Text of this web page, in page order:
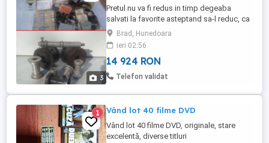
3
Pretul nu va fi redus in timp degeaba
salvati la favorite asteptand sa-l reduc, ca
practic il urc treptat Doar 14924 lei (3000
euro) negociabil toate la pachet, oricum
au valoare mult mai mare de atat Nu ma
grabesc sa le vand, deoarece sunt bine
puse la conservare Ignor si ia instant
Brad, Hunedoara
ieri 02:56
14 924 RON
Telefon validat
1 Vând lot 40 filme DVD
Vând lot 40 filme DVD, originale, stare
excelentă, diverse titluri